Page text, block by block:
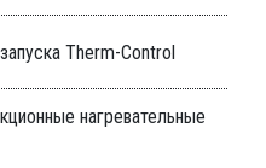
Therm-Control
нагревательные